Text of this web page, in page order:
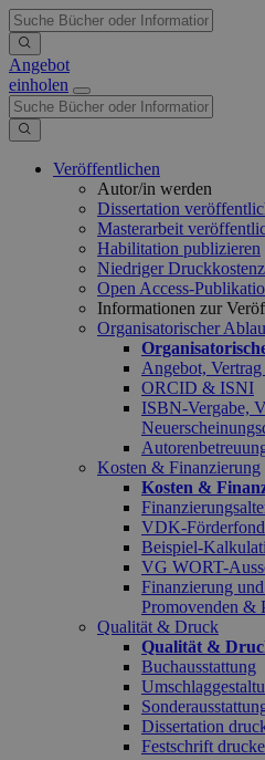
Angebot
einholen
Veröffentlichen
Autor/in werden
Dissertation
Masterarbeit
Habilitation publizieren
Niedriger
Open Access-
Informationen zur
Organisatorischer
Angebot,
ORCID & ISNI
ISBN-Vergabe,
Kosten & Finanzierung
Kosten &
VDK-
Beispiel-
VG WORT-
Finanzierung
Promovenden &
Qualität & Druck
Qualität &
Buchausstattung
Dissertation
Festschrift